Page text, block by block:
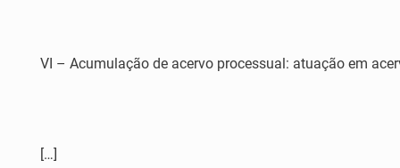
VI – Acumulação de acervo processual: atuação em
[…]